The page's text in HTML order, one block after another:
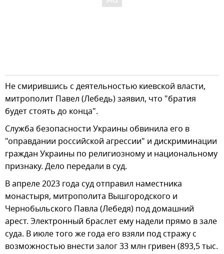
Не смирившись с деятельностью киевской власти,
митрополит Павел (Лебедь) заявил, что "братия
будет стоять до конца".
Служба безопасности Украины обвинила его в
"оправдании российской агрессии" и дискриминации
граждан Украины по религиозному и национальному
признаку. Дело передали в суд.
В апреле 2023 года суд отправил наместника
монастыря, митрополита Вышгородского и
Чернобыльского Павла (Лебедя) под домашний
арест. Электронный браслет ему надели прямо в зале
суда. В июле того же года его взяли под стражу с
возможностью внести залог 33 млн гривен (893,5 тыс.